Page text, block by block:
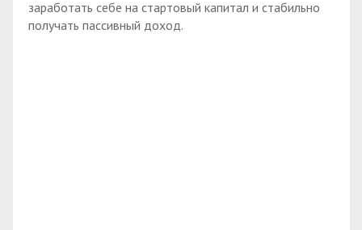
заработать себе на стартовый капитал и стабильно
получать пассивный доход.